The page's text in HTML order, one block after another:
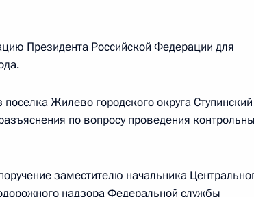
Президента Российской Федерации
службы государственной регистрации,
области Светлана Зайцева провела
Президента Российской Федерации для
Жилево городского округа Ступинский
по вопросу проведения
заместителю начальника
надзора Федеральной службы